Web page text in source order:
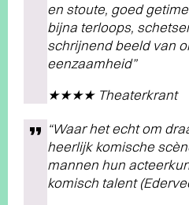
en stoute, goed
bijna terloops,
schrijnend beeld van
eenzaamheid”
★★★★ Theaterkrant
“Waar het echt om
heerlijk komische
mannen hun
komisch talent